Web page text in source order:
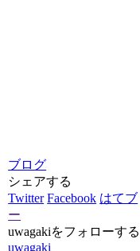
ブログ
シェアする
Twitter Facebook はてブ
ー
uwagakiをフォローする
uwagaki